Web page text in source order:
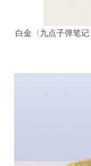
白金〈九点子弹笔